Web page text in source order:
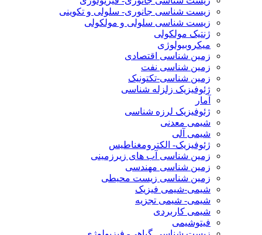
زیست شناسی جانوری- سلولی و تکوینی
زیست شناسی سلولی و مولکولی
ژنتیک مولکولی
میکروبیولوژی
زمین شناسی اقتصادی
زمین شناسی نفت
زمین شناسی-تکتونیک
ژئوفیزیک زلزله شناسی
آمار
ژئوفیزیک لرزه شناسی
شیمی معدنی
شیمی آلی
ژئوفیزیک- الکترومغناطیس
زمین شناسی آب های زیرزمینی
زمین شناسی مهندسی
زمین شناسی زیست محیطی
شیمی-شیمی فیزیک
شیمی- شیمی تجزیه
شیمی کاربردی
فیتوشیمی